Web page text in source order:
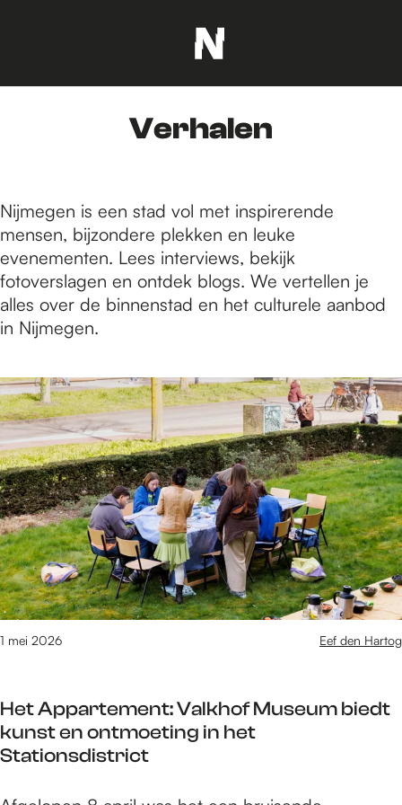
a
n
a
d
e
h
o
m
a
g
Verhalen
Nijmegen is een stad vol met inspirerende
mensen, bijzondere plekken en leuke
evenementen. Lees interviews, bekijk
fotoverslagen en ontdek blogs. We vertellen je
alles over de binnenstad en het culturele aanbod
in Nijmegen.
6
4
t
/
m
7
2
v
a
n
1
6
r
e
s
l
Het Appartement: Valkhof Museum biedt
kunst en ontmoeting in het
Stationsdistrict
1 mei 2026 Eef den Hartog